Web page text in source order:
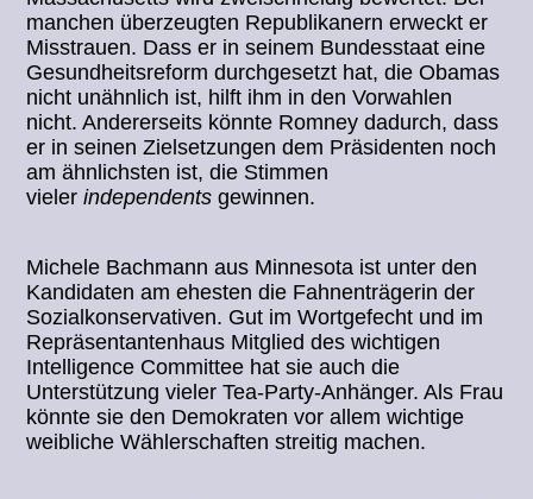
manchen überzeugten Republikanern erweckt er
Misstrauen. Dass er in seinem Bundesstaat eine
Gesundheitsreform durchgesetzt hat, die Obamas
nicht unähnlich ist, hilft ihm in den Vorwahlen
nicht. Andererseits könnte Romney dadurch, dass
er in seinen Zielsetzungen dem Präsidenten noch
am ähnlichsten ist, die Stimmen
vielerindependents gewinnen.
Michele Bachmann aus Minnesota ist unter den
Kandidaten am ehesten die Fahnenträgerin der
Sozialkonservativen. Gut im Wortgefecht und im
Repräsentantenhaus Mitglied des wichtigen
Intelligence Committee hat sie auch die
Unterstützung vieler Tea-Party-Anhänger. Als Frau
könnte sie den Demokraten vor allem wichtige
weibliche Wählerschaften streitig machen.